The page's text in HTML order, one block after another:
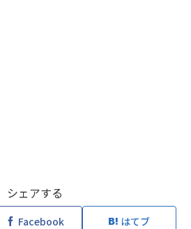
シェアする
Facebook はてブ